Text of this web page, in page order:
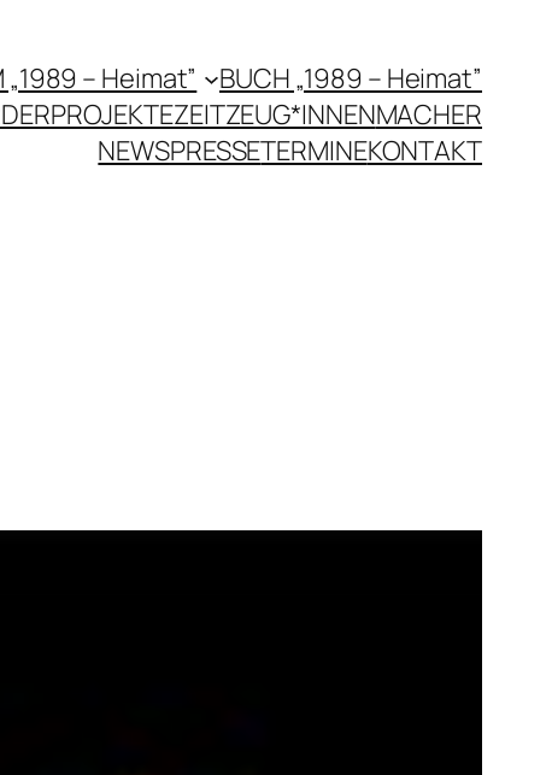
„1989 – Heimat”
BUCH „1989 – Heimat”
ZEITZEUG*INNENMACHER
NEWSPRESSETERMINEKONTAKT